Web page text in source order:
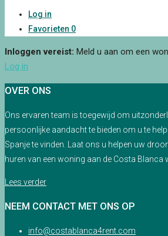
Log in
Favorieten 0
Inloggen vereist: Meld u aan om een
Log in
OVER ONS
Ons ervaren team is toegewijd om
persoonlijke aandacht te bieden om u te
Spanje te vinden. Laat ons u helpen uw
huren van een woning aan de Costa Blanca
Lees verder
NEEM CONTACT MET ONS OP
info@costablanca4rent.com